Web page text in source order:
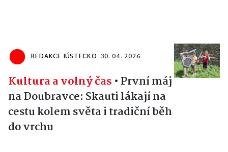
REDAKCE IÚSTECKO 30. 04. 2026
Kultura a volný čas • První máj
na Doubravce: Skauti lákají na
cestu kolem světa i tradiční běh
do vrchu